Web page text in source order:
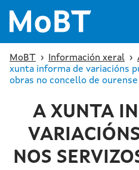
MoBT › Información xeral ›
xunta informa de variacións
obras no concello de ourense
A XUNTA
NOS